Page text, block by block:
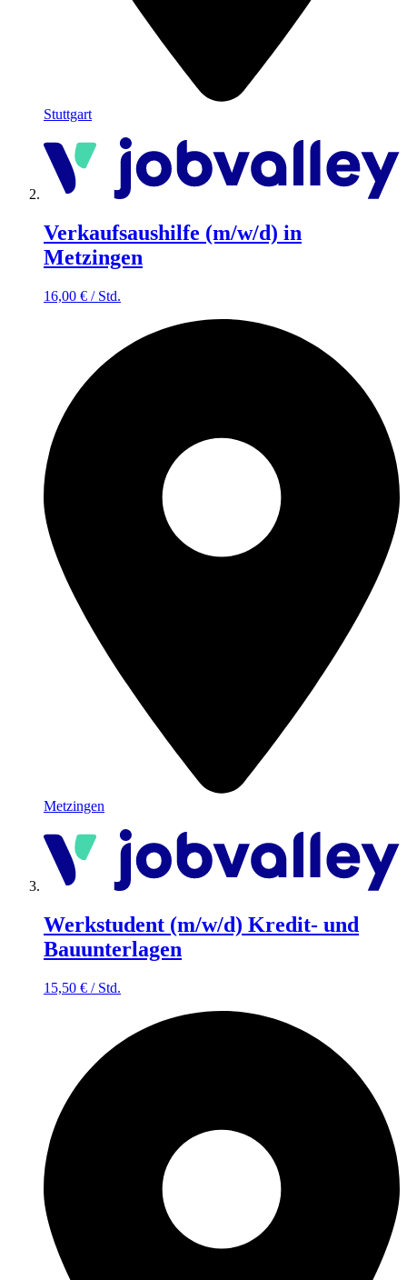
Stuttgart
Verkaufsaushilfe (m/w/d) in
Metzingen
16,00 € / Std.
Metzingen
Werkstudent (m/w/d) Kredit- und
Bauunterlagen
15,50 € / Std.